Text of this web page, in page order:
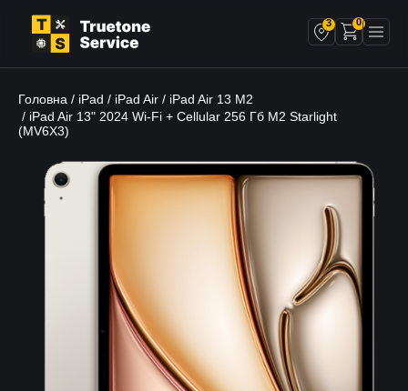
3 0
Головна / iPad / iPad Air / iPad Air 13 M2
/ iPad Air 13" 2024 Wi-Fi + Cellular 256 Гб M2 Starlight
(MV6X3)